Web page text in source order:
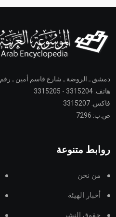
دمشق ـ الروضة ـ شارع قاسم أمين ـ رقم 39
هاتف: 3315204 - 3315205
فاكس: 3315207
ص.ب: 7296
روابط متنوعة
من نحن
أخبار الهيئة
حقوق النشر